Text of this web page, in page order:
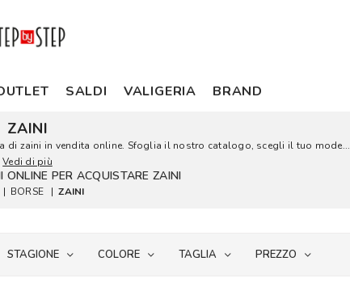
SALDI VALIGERIA BRAND
ZAINI
di zaini in vendita online. Sfoglia il nostro catalogo, scegli il tuo mode...
Vedi di più
ONLINE PER ACQUISTARE ZAINI
| BORSE | ZAINI
STAGIONE COLORE TAGLIA PREZZO